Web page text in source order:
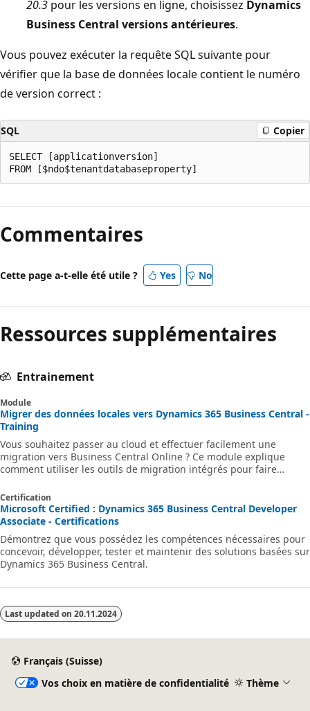
20.3 pour les versions en ligne, choisissez Dynamics
Business Central versions antérieures.
Vous pouvez exécuter la requête SQL suivante pour
vérifier que la base de données locale contient le numéro
de version correct :
SQL Copier
SELECT [applicationversion]
Commentaires
Cette page a-t-elle été utile ? Yes No
Ressources supplémentaires
Entrainement
Module
Migrer des données locales vers Dynamics 365 Business Central -
Training
Vous souhaitez passer au cloud et effectuer facilement une
migration vers Business Central Online ? Ce module explique
comment utiliser les outils de migration intégrés pour faire
versions de produit spécifiques.
Certification
Microsoft Certified : Dynamics 365 Business Central Developer
Associate - Certifications
Démontrez que vous possédez les compétences nécessaires pour
concevoir, développer, tester et maintenir des solutions basées sur
Dynamics 365 Business Central.
Last updated on 20.11.2024
Français (Suisse)
Vos choix en matière de confidentialité
Thème